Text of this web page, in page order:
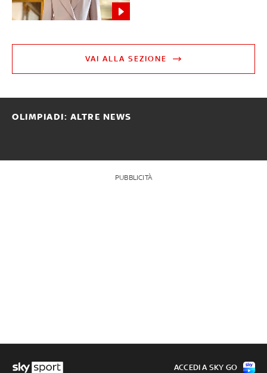
VAI ALLA SEZIONE
OLIMPIADI: ALTRE NEWS
PUBBLICITÀ
ACCEDI A SKY GO